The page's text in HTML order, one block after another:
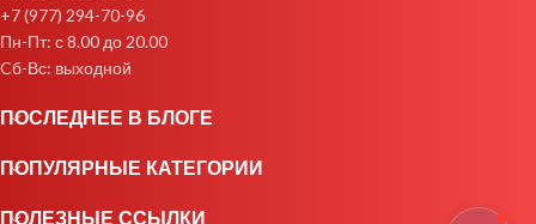
+7 (977) 294-70-96
Пн-Пт: с 8.00 до 20.00
Cб-Вс: выходной
ПОСЛЕДНЕЕ В БЛОГЕ
ПОПУЛЯРНЫЕ КАТЕГОРИИ